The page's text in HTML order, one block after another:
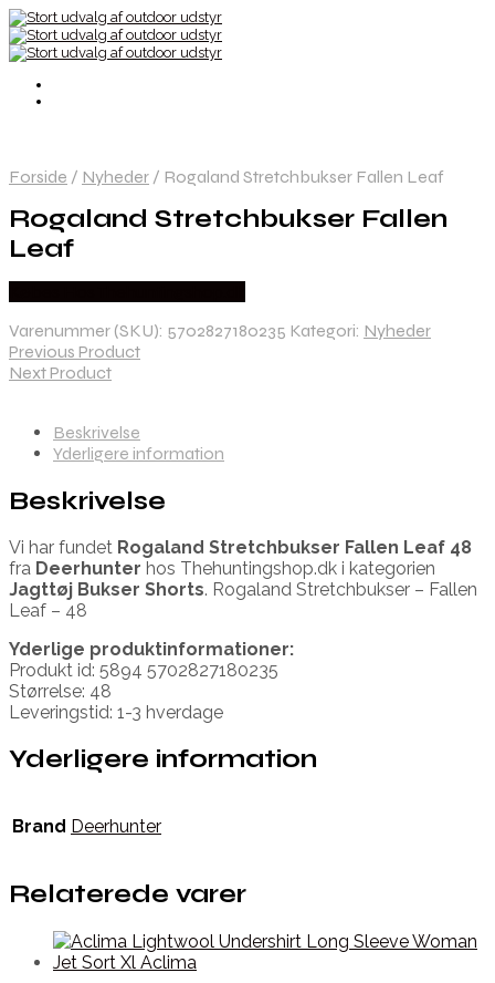
Forside / Nyheder / Rogaland Stretchbukser Fallen Leaf
Rogaland Stretchbukser Fallen
Leaf
Varenummer (SKU): 5702827180235 Kategori: Nyheder
Previous Product
Next Product
Beskrivelse
Yderligere information
Beskrivelse
Vi har fundet Rogaland Stretchbukser Fallen Leaf 48
fra Deerhunter hos Thehuntingshop.dk i kategorien
Jagttøj Bukser Shorts. Rogaland Stretchbukser – Fallen
Leaf – 48
Yderlige produktinformationer:
Produkt id: 5894 5702827180235
Størrelse: 48
Leveringstid: 1-3 hverdage
Yderligere information
Brand Deerhunter
Relaterede varer